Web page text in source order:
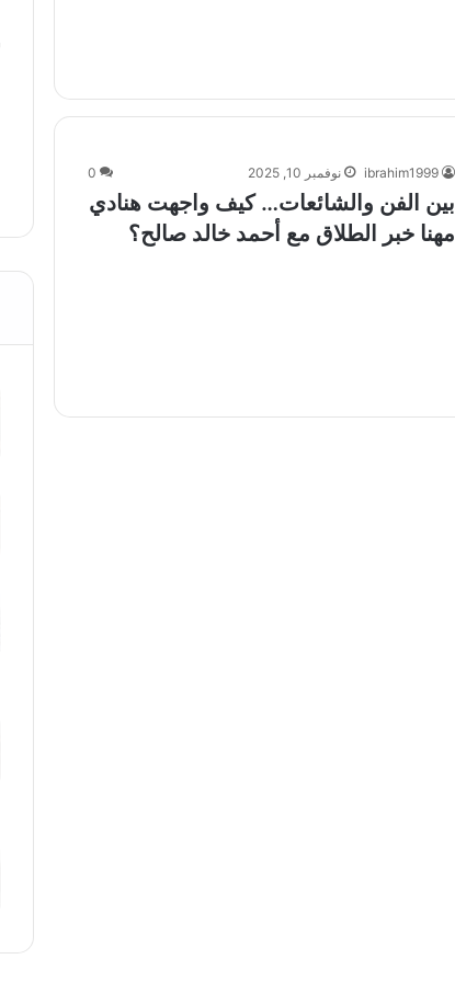
ibrahim1999 نوفمبر 10, 2025 0
بين الفن والشائعات… كيف واجهت هنادي
مهنا خبر الطلاق مع أحمد خالد صالح؟